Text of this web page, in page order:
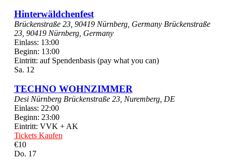
Hinterwäldchenfest
Brückenstraße 23, 90419 Nürnberg, Germany Brückenstraße
23, 90419 Nürnberg, Germany
Einlass: 13:00
Beginn: 13:00
Eintritt: auf Spendenbasis (pay what you can)
Sa. 12
TECHNO WOHNZIMMER
Desi Nürnberg Brückenstraße 23, Nuremberg, DE
Einlass: 22:00
Beginn: 23:00
Eintritt: VVK + AK
Tickets Kaufen
€10
Do. 17